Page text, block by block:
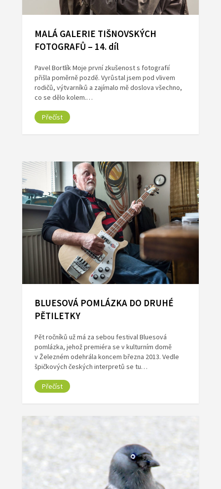
MALÁ GALERIE TIŠNOVSKÝCH
FOTOGRAFŮ – 14. díl
Pavel Bortlík Moje první zkušenost s fotografií
přišla poměrně pozdě. Vyrůstal jsem pod vlivem
rodičů, výtvarníků a zajímalo mě doslova všechno,
co se dělo kolem.…
Přečíst
BLUESOVÁ POMLÁZKA DO DRUHÉ
PĚTILETKY
Pět ročníků už má za sebou festival Bluesová
pomlázka, jehož premiéra se v kulturním domě
v Železném odehrála koncem března 2013. Vedle
špičkových českých interpretů se tu…
Přečíst